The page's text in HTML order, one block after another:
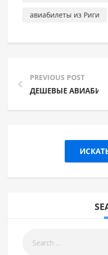
авиабилеты из Риги
PREVIOUS POST
ДЕШЕВЫЕ